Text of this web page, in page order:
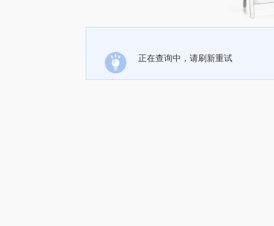
正在查询中，请刷新重试